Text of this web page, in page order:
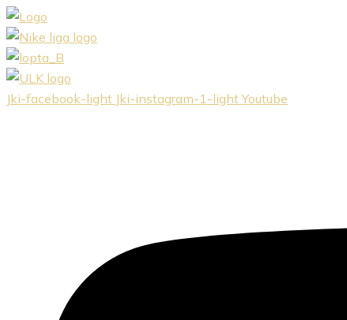
Preskočiť
na
obsah
Jki-facebook-light Jki-instagram-1-light Youtube